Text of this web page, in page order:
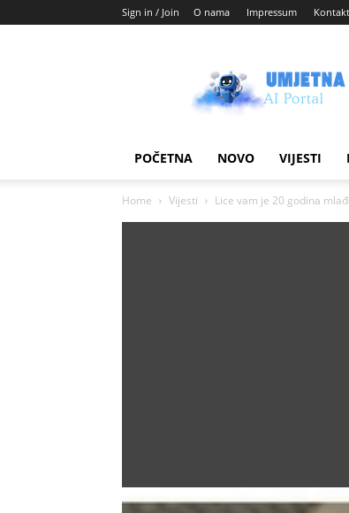
Sign in / Join O nama Impressum Kontakt
AI
blog
POČETNA NOVO VIJESTI
Home Vijesti Lice vam je 20 godina